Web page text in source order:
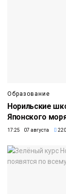
Образование
Норильские
Японского
17:25 07 августа 220